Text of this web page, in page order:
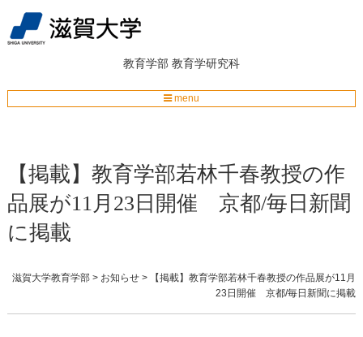
教育学部 教育学研究科
menu
【掲載】教育学部若林千春教授の作
品展が11月23日開催 京都/毎日新聞
に掲載
滋賀大学教育学部 > お知らせ >
【掲載】教育学部若林千春教授の作品展が11月
23日開催 京都/毎日新聞に掲載